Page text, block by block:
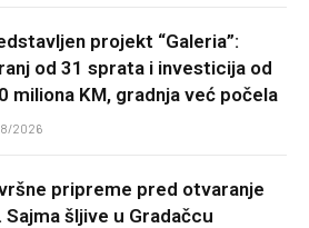
projekt “Galeria”:
od 31 sprata i investicija od
miliona KM, gradnja već počela
2026
pripreme pred otvaranje
Sajma šljive u Gradačcu